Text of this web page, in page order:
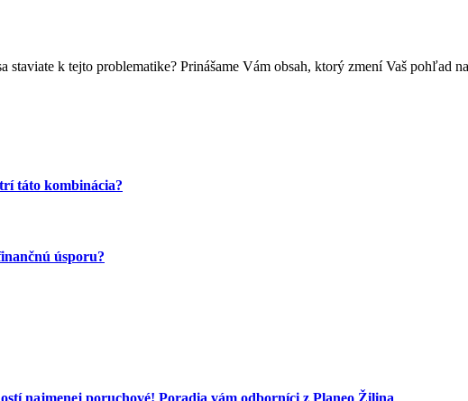
staviate k tejto problematike? Prinášame Vám obsah, ktorý zmení Vaš pohľad
táto kombinácia?
úsporu?
najmenej poruchové! Poradia vám odborníci z Planeo Žilina